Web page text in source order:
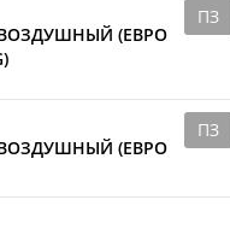
(ЕВРО
ПЗ
(ЕВРО
ПЗ